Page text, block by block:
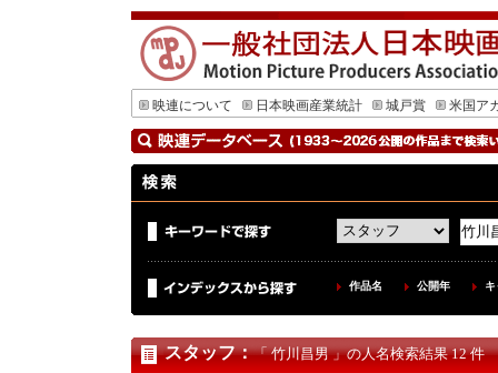
映連について 日本映画産業統計 城戸賞 米国ア
作品名 公開年
スタッフ：「 竹川昌男 」の人名検索結果 12 件